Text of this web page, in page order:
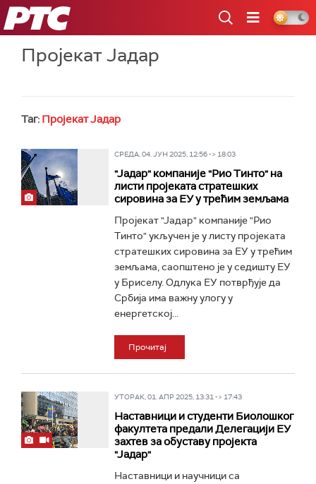
РТС
Пројекат Јадар
Таг: Пројекат Јадар
СРЕДА, 04. ЈУН 2025, 12:56 -> 18:03
"Јадар" компаније "Рио Тинто" на
листи пројеката стратешких
сировина за ЕУ у трећим земљама
Пројекат "Јадар" компаније "Рио
Тинто" укључен је у листу пројеката
стратешких сировина за ЕУ у трећим
земљама, саопштено је у седишту ЕУ
у Бриселу. Одлука ЕУ потврђује да
Србија има важну улогу у
енергетској...
Прочитај
УТОРАК, 01. АПР 2025, 13:31 -> 17:43
Наставници и студенти Биолошког
факултета предали Делегацији ЕУ
захтев за обуставу пројекта
"Јадар"
Наставници и научници са